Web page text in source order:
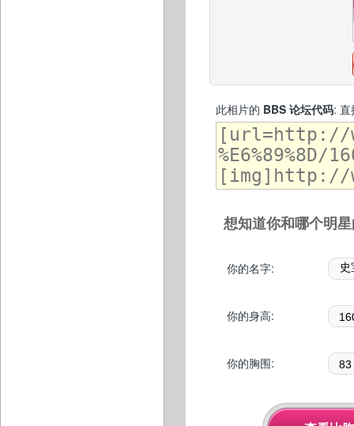
此相片的 BBS 论坛代码: 直
想知道你和哪个明
你的名字:
你的身高:
你的胸围: